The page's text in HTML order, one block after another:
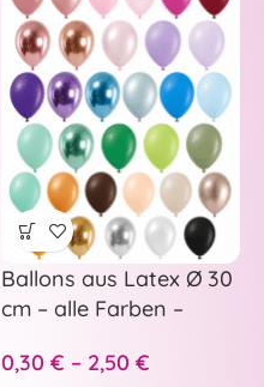
Ballons aus Latex Ø 30
cm – alle Farben –
0,30 € – 2,50 €